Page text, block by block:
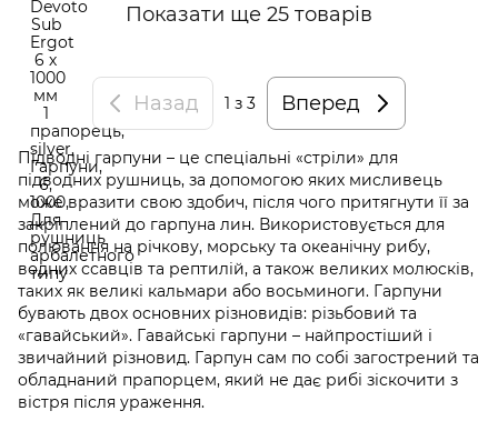
Показати ще 25 товарів
Назад 1 з 3 Вперед
Підводні гарпуни – це спеціальні «стріли» для
підводних рушниць, за допомогою яких мисливець
може вразити свою здобич, після чого притягнути її за
закріплений до гарпуна лин. Використовується для
полювання на річкову, морську та океанічну рибу,
водних ссавців та рептилій, а також великих молюсків,
таких як великі кальмари або восьминоги. Гарпуни
бувають двох основних різновидів: різьбовий та
«гавайський». Гавайські гарпуни – найпростіший і
звичайний різновид. Гарпун сам по собі загострений та
обладнаний прапорцем, який не дає рибі зіскочити з
вістря після ураження.